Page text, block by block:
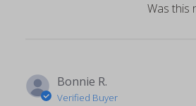
Was this
Bonnie R.
Verified Buyer